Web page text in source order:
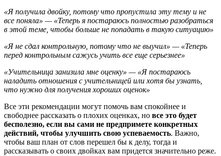
«Я получила двойку, потому что пропустила эту тему и не
все поняла» — «Теперь я постараюсь полностью разобраться
в этой теме, чтобы больше не попадать в такую ситуацию»
«Я не сдал контрольную, потому что не выучил» — «Теперь
перед контрольным сажусь учить все еще серьезнее»
«Учительница занизила мне оценку» — «Я постараюсь
наладить отношения с учительницей или хотя бы узнать,
что нужно для получения хороших оценок»
Все эти рекомендации могут помочь вам спокойнее и
свободнее рассказать о плохих оценках, но все это будет
бесполезно, если вы сами не предпримете конкретных
действий, чтобы улучшить свою успеваемость. Важно,
чтобы ваш план от слов перешел бы к делу, тогда и
рассказывать о своих двойках вам придется значительно реже.